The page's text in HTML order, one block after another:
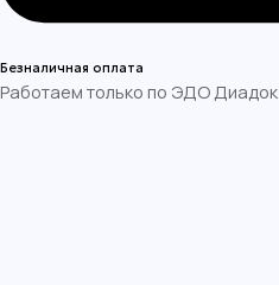
Безналичная оплата
Работаем только по ЭДО Диадок